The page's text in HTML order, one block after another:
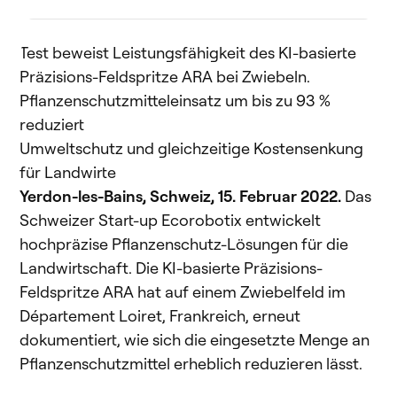
Test beweist Leistungsfähigkeit des KI-basierte
Präzisions-Feldspritze ARA bei Zwiebeln.
Pflanzenschutzmitteleinsatz um bis zu 93 %
reduziert
Umweltschutz und gleichzeitige Kostensenkung
für Landwirte
Yerdon-les-Bains, Schweiz, 15. Februar 2022. Das
Schweizer Start-up Ecorobotix entwickelt
hochpräzise Pflanzenschutz-Lösungen für die
Landwirtschaft. Die KI-basierte Präzisions-
Feldspritze ARA hat auf einem Zwiebelfeld im
Département Loiret, Frankreich, erneut
dokumentiert, wie sich die eingesetzte Menge an
Pflanzenschutzmittel erheblich reduzieren lässt.